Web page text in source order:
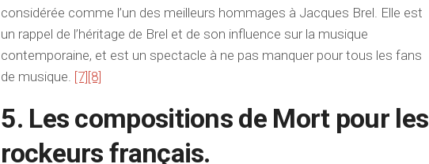
considérée comme l’un des meilleurs hommages à Jacques Brel. Elle est
un rappel de l’héritage de Brel et de son influence sur la musique
contemporaine, et est un spectacle à ne pas manquer pour tous les fans
de musique. [7] [8]
5. Les compositions de Mort pour les
rockeurs français.